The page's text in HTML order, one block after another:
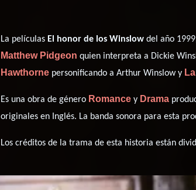
La películas El honor de los Winslow del año
Matthew Pidgeon quien interpreta a Dickie
Hawthorne personificando a Arthur Winslow y
Es una obra de género Romance y Drama
originales en Inglés. La banda sonora para esta
Los créditos de la trama de esta historia están